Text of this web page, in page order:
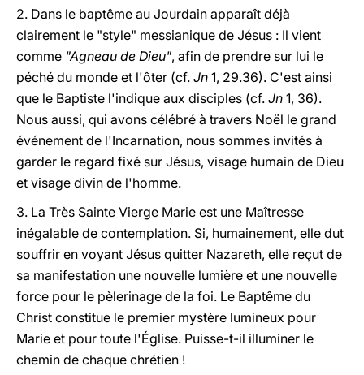
2. Dans le baptême au Jourdain apparaît déjà
clairement le "style" messianique de Jésus : Il vient
comme "Agneau de Dieu", afin de prendre sur lui le
péché du monde et l'ôter (cf. Jn 1, 29.36). C'est ainsi
que le Baptiste l'indique aux disciples (cf. Jn 1, 36).
Nous aussi, qui avons célébré à travers Noël le grand
événement de l'Incarnation, nous sommes invités à
garder le regard fixé sur Jésus, visage humain de Dieu
et visage divin de l'homme.
3. La Très Sainte Vierge Marie est une Maîtresse
inégalable de contemplation. Si, humainement, elle dut
souffrir en voyant Jésus quitter Nazareth, elle reçut de
sa manifestation une nouvelle lumière et une nouvelle
force pour le pèlerinage de la foi. Le Baptême du
Christ constitue le premier mystère lumineux pour
Marie et pour toute l'Église. Puisse-t-il illuminer le
chemin de chaque chrétien !